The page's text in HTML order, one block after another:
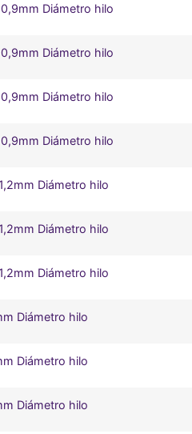
Diámetro hilo
Diámetro hilo
Diámetro hilo
Diámetro hilo
Diámetro hilo
Diámetro hilo
Diámetro hilo
Diámetro hilo
Diámetro hilo
Diámetro hilo